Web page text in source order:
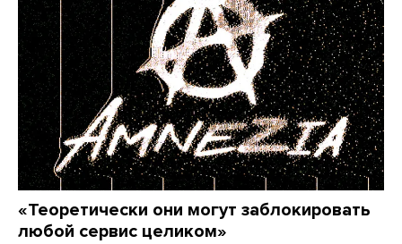
«Теоретически они могут заблокировать
любой сервис целиком»